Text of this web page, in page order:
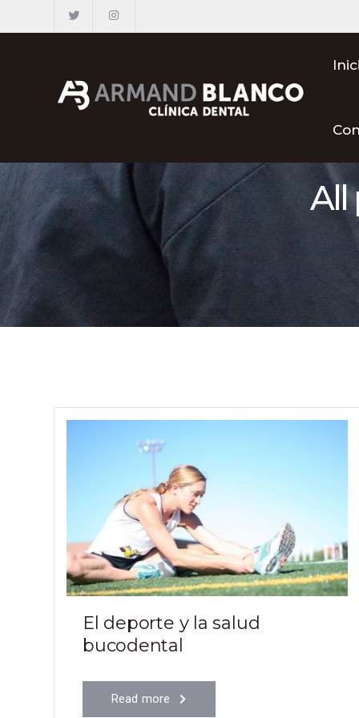
All
El deporte y la salud
bucodental
Read more